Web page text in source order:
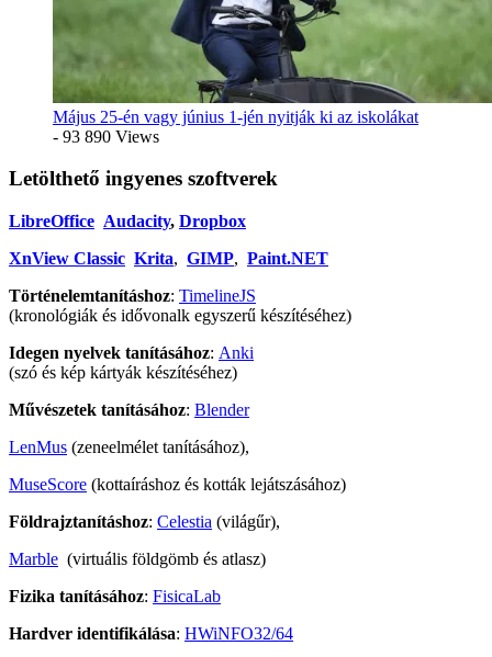
Május 25-én vagy június 1-jén nyitják ki az iskolákat
- 93 890 Views
Letölthető ingyenes szoftverek
LibreOffice Audacity, Dropbox
XnView Classic Krita, GIMP, Paint.NET
Történelemtanításhoz: TimelineJS
(kronológiák és idővonalk egyszerű készítéséhez)
Idegen nyelvek tanításához: Anki
(szó és kép kártyák készítéséhez)
Művészetek tanításához: Blender
LenMus (zeneelmélet tanításához),
MuseScore (kottaíráshoz és kották lejátszásához)
Földrajztanításhoz: Celestia (világűr),
Marble (virtuális földgömb és atlasz)
Fizika tanításához: FisicaLab
Hardver identifikálása: HWiNFO32/64